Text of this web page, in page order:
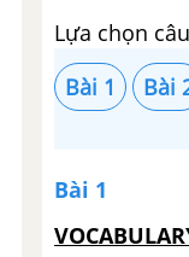
Lựa chọn
Bài 1
Bài
Bài 1